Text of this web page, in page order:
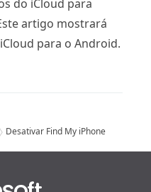
do iCloud para
artigo mostrará
para o Android.
Desativar Find My iPhone